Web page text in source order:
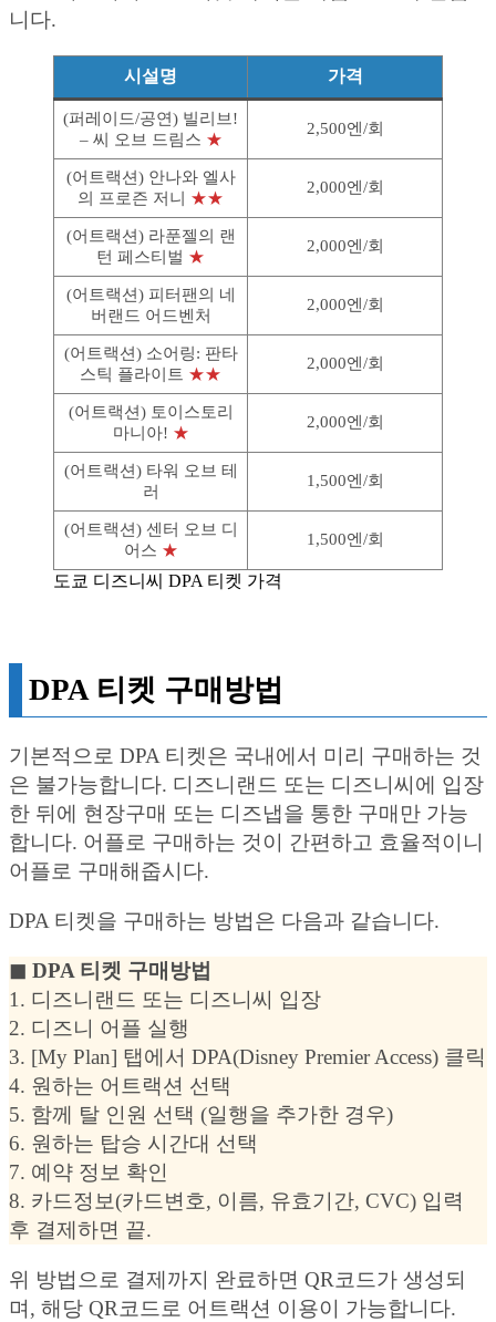
니다.
시설명 가격
(퍼레이드/공연) 빌리브!
– 씨 오브 드림스 ★
2,500엔/회
(어트랙션) 안나와 엘사
의 프로즌 저니 ★★
2,000엔/회
(어트랙션) 라푼젤의 랜
턴 페스티벌 ★
2,000엔/회
(어트랙션) 피터팬의 네
버랜드 어드벤처
2,000엔/회
(어트랙션) 소어링: 판타
스틱 플라이트 ★★
2,000엔/회
(어트랙션) 토이스토리
마니아! ★
2,000엔/회
(어트랙션) 타워 오브 테
러
1,500엔/회
(어트랙션) 센터 오브 디
어스 ★
1,500엔/회
도쿄 디즈니씨 DPA 티켓 가격
DPA 티켓 구매방법
기본적으로 DPA 티켓은 국내에서 미리 구매하는 것
은 불가능합니다. 디즈니랜드 또는 디즈니씨에 입장
한 뒤에 현장구매 또는 디즈냅을 통한 구매만 가능
합니다. 어플로 구매하는 것이 간편하고 효율적이니
어플로 구매해줍시다.
DPA 티켓을 구매하는 방법은 다음과 같습니다.
◼︎ DPA 티켓 구매방법
1. 디즈니랜드 또는 디즈니씨 입장
2. 디즈니 어플 실행
3. [My Plan] 탭에서 DPA(Disney Premier Access) 클릭
4. 원하는 어트랙션 선택
5. 함께 탈 인원 선택 (일행을 추가한 경우)
6. 원하는 탑승 시간대 선택
7. 예약 정보 확인
8. 카드정보(카드변호, 이름, 유효기간, CVC) 입력
후 결제하면 끝.
위 방법으로 결제까지 완료하면 QR코드가 생성되
며, 해당 QR코드로 어트랙션 이용이 가능합니다.